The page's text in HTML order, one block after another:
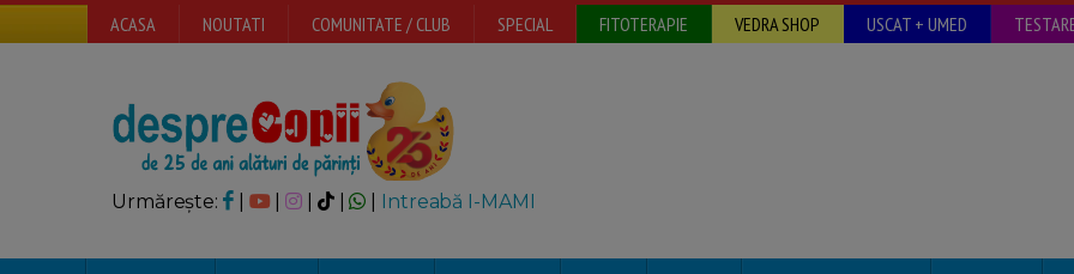
ACASA NOUTATI COMUNITATE / CLUB SPECIAL FITOTERAPIE VEDRA SHOP USCAT + UMED
Urmărește: | | Intreabă I-MAMI